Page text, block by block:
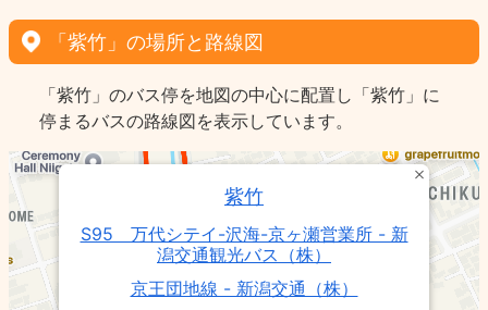
「紫竹」の場所と路線図
「紫竹」のバス停を地図の中心に配置し「紫竹」に
停まるバスの路線図を表示しています。
紫竹
S95 万代シテイ-沢海-京ヶ瀬営業所 - 新
潟交通観光バス（株）
京王団地線 - 新潟交通（株）